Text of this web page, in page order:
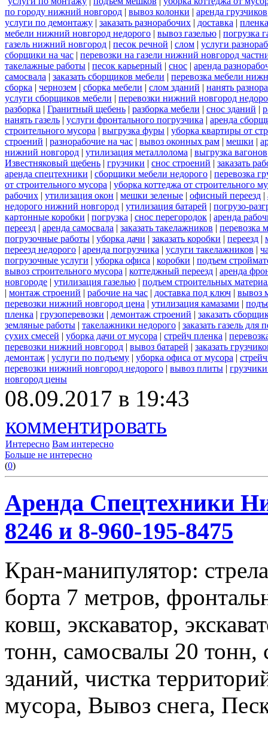
по городу нижний новгород | вывоз колонки | аренда грузчиков
услуги по демонтажу | заказать разнорабочих | доставка | пленка
мебели нижний новгород недорого | вывоз газелью | погрузка
газель нижний новгород | песок речной | слом | услуги
сборщики на час | перевозки на газели нижний новгород
такелажные работы | песок карьерный | снос | аренда
самосвала | заказать сборщиков мебели | перевозка мебели
сборка | чернозем | сборка мебели | слом зданий | нанять
услуги сборщиков мебели | перевозки нижний новгород
разборка | Гранитный щебень | разборка мебели | снос зданий |
нанять газель | услуги фронтального погрузчика | аренда
строительного мусора | выгрузка фуры | уборка квартиры от
строений | разнорабочие на час | вывоз оконных рам | мешки |
нижний новгород | утилизация металлолома | выгрузка вагонов
Известняковый щебень | грузчики | снос строений | заказать
аренда спецтехники | сборщики мебели недорого | перевозка
от строительного мусора | уборка коттеджа от строительного
рабочих | утилизация окон | мешки зеленые | офисный переезд |
недорого нижний новгород | утилизация батарей | погрузо-
картонные коробки | погрузка | снос перегородок | аренда
переезд | аренда самосвала | заказать такелажников | перевозка
погрузочные работы | уборка дачи | заказать коробки | переезд |
переезд недорого | аренда погрузчика | услуги такелажников |
погрузочные услуги | уборка офиса | коробки | подъем
вывоз строительного мусора | коттеджный переезд | аренда
новгороде | утилизация газелью | подъем строительных
| монтаж строений | рабочие на час | доставка под ключ | вывоз
перевозки нижний новгород цена | утилизация камазами |
пленка | грузоперевозки | демонтаж строений | заказать
земляные работы | такелажники недорого | заказать газель
сухих смесей | уборка дачи от мусора | стрейч пленка |
перевозки нижний новгород | вывоз батарей | заказать
демонтаж | услуги по подъему | уборка офиса от мусора |
перевозки нижний новгород недорого | вывоз плиты |
новгород цены
08.09.2017 в 19:43
комментировать
Интересно Вам интересно
Больше не интересно
(0)
Аренда Спецтехники
8246 и 8-960-195-8475
Кран-манипулятор:
борта 7 метров,
ковш, экскаватор,
тонн, самосвалы 20
зданий, чистка
мусора, Вывоз снега,